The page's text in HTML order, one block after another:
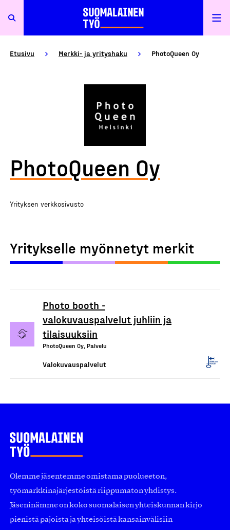
Etusivu Merkki- ja yrityshaku PhotoQueen Oy
PhotoQueen Oy
Yrityksen verkkosivusto
Yritykselle myönnetyt merkit
Photo booth -
valokuvauspalvelut juhliin ja
tilaisuuksiin
PhotoQueen Oy, Palvelu
Valokuvauspalvelut
Olemme jäsentemme omistama puolueeton,
työmarkkinajärjestöistä riippumaton yhdistys.
Jäseninämme on koko suomalaisen yhteiskunnan kirjo
pienistä pajoista ja yhteisöistä kansainvälisiin